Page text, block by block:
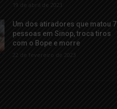
19 de abril de 2023
Um dos atiradores que matou 7
pessoas em Sinop, troca tiros
com o Bope e morre
22 de fevereiro de 2023